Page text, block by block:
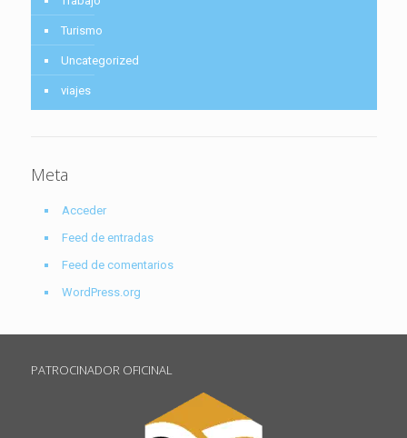
Turismo
Uncategorized
viajes
Meta
Acceder
Feed de entradas
Feed de comentarios
WordPress.org
PATROCINADOR OFICINAL